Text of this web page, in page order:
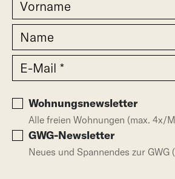
Wohnungsnewsletter
Alle freien Wohnungen (max. 4x/
GWG-Newsletter
Neues und Spannendes zur GWG